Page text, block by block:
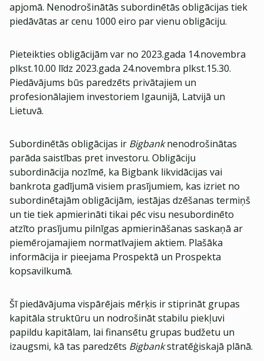
apjomā. Nenodrošinātās subordinētās obligācijas tiek
piedāvātas ar cenu 1000 eiro par vienu obligāciju.
Pieteikties obligācijām var no 2023.gada 14.novembra
plkst.10.00 līdz 2023.gada 24.novembra plkst.15.30.
Piedāvājums būs paredzēts privātajiem un
profesionālajiem investoriem Igaunijā, Latvijā un
Lietuvā.
Subordinētās obligācijas ir Bigbanknenodrošinātas
parāda saistības pret investoru. Obligāciju
subordinācija nozīmē, ka Bigbank likvidācijas vai
bankrota gadījumā visiem prasījumiem, kas izriet no
subordinētajām obligācijām, iestājas dzēšanas termiņš
un tie tiek apmierināti tikai pēc visu nesubordinēto
atzīto prasījumu pilnīgas apmierināšanas saskaņā ar
piemērojamajiem normatīvajiem aktiem. Plašāka
informācija ir pieejama Prospektā un Prospekta
kopsavilkumā.
Šī piedāvājuma vispārējais mērķis ir stiprināt grupas
kapitāla struktūru un nodrošināt stabilu piekļuvi
papildu kapitālam, lai finansētu grupas budžetu un
izaugsmi, kā tas paredzēts Bigbankstratēģiskajā plānā.